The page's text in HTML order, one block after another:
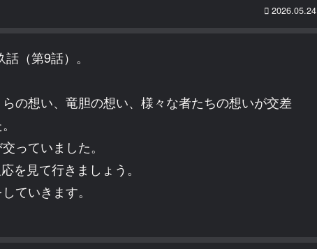
2026.05.24
（第9話）。
の想い、竜胆の想い、様々な者たちの想いが交差
っていました。
を見て行きましょう。
ていきます。